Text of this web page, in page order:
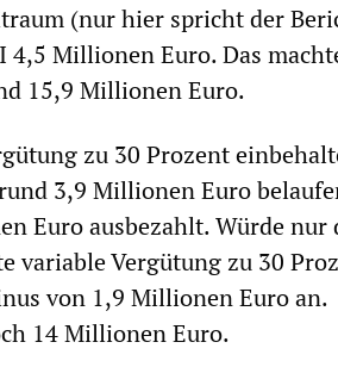
(nur hier spricht der
4,5 Millionen Euro. Das
15,9 Millionen Euro.
zu 30 Prozent
3,9 Millionen Euro
Euro ausbezahlt. Würde nur
variable Vergütung zu 30
von 1,9 Millionen Euro an.
14 Millionen Euro.